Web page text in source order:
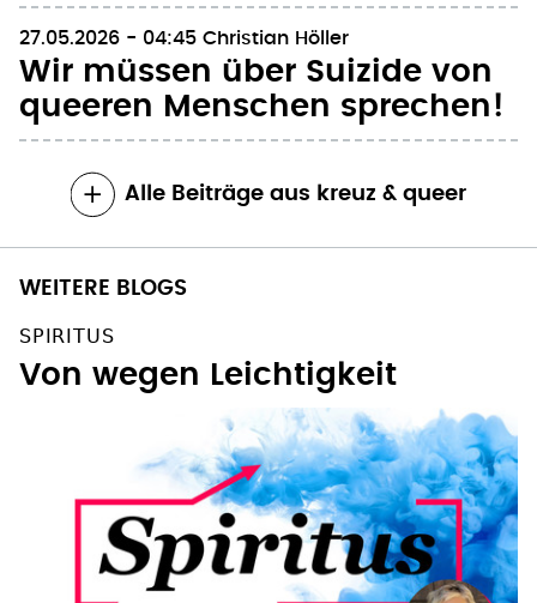
27.05.2026 - 04:45 Christian Höller
Wir müssen über Suizide von
queeren Menschen sprechen!
Alle Beiträge aus kreuz & queer
WEITERE BLOGS
SPIRITUS
Von wegen Leichtigkeit